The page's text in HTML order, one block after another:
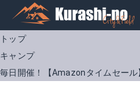
トップ
キャンプ
毎日開催！【Amazonタイムセー